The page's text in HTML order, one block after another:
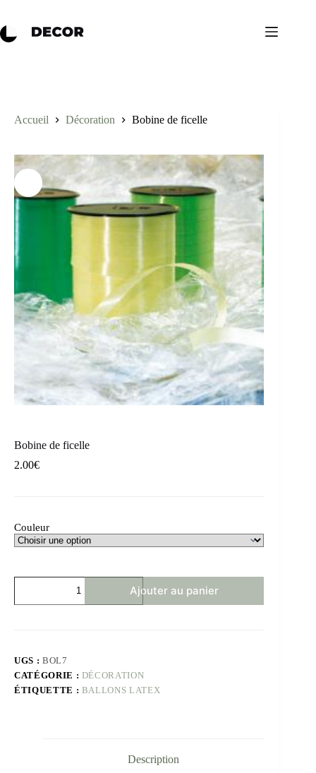
Accueil Décoration Bobine de ficelle
Bobine de ficelle
2.00€
Couleur
Ajouter au panier
UGS : BOL7
CATÉGORIE : DÉCORATION
ÉTIQUETTE : BALLONS LATEX
Description